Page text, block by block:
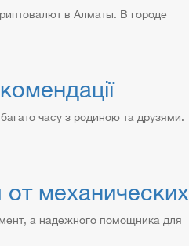
в Алматы. В городе
часу з родиною та друзями.
механических
а надежного помощника для